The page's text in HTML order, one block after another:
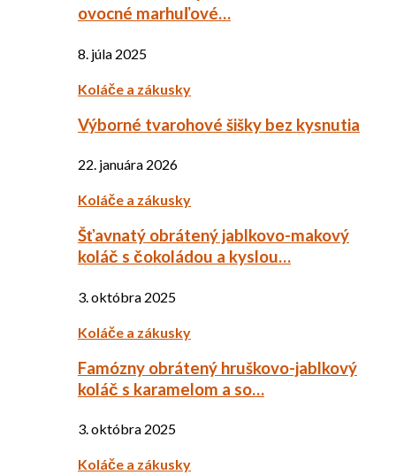
ovocné marhuľové…
8. júla 2025
Koláče a zákusky
Výborné tvarohové šišky bez kysnutia
22. januára 2026
Koláče a zákusky
Šťavnatý obrátený jablkovo-makový
koláč s čokoládou a kyslou…
3. októbra 2025
Koláče a zákusky
Famózny obrátený hruškovo-jablkový
koláč s karamelom a so…
3. októbra 2025
Koláče a zákusky